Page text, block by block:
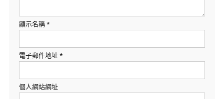
顯示名稱 *
電子郵件地址 *
個人網站網址